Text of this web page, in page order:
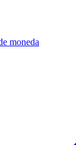
moneda